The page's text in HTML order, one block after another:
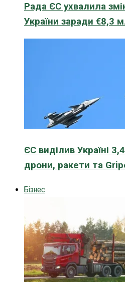
Рада ЄС ухвалила
України заради €8,3
ЄС виділив Україні
дрони, ракети та
Бізнес